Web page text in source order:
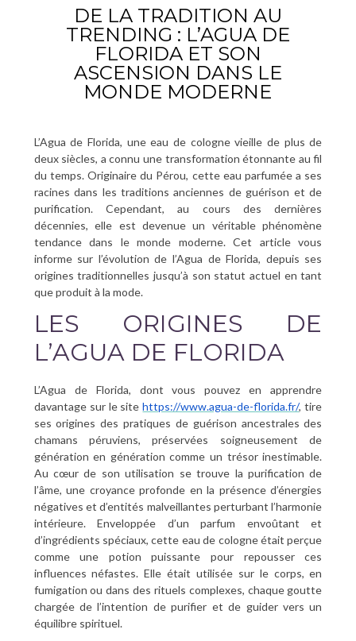
DE LA TRADITION AU
TRENDING : L’AGUA DE
FLORIDA ET SON
ASCENSION DANS LE
MONDE MODERNE
L’Agua de Florida, une eau de cologne vieille de plus de
deux siècles, a connu une transformation étonnante au fil
du temps. Originaire du Pérou, cette eau parfumée a ses
racines dans les traditions anciennes de guérison et de
purification. Cependant, au cours des dernières
décennies, elle est devenue un véritable phénomène
tendance dans le monde moderne. Cet article vous
informe sur l’évolution de l’Agua de Florida, depuis ses
origines traditionnelles jusqu’à son statut actuel en tant
que produit à la mode.
LES ORIGINES DE
L’AGUA DE FLORIDA
L’Agua de Florida, dont vous pouvez en apprendre
davantage sur le sitehttps://www.agua-de-florida.fr/, tire
ses origines des pratiques de guérison ancestrales des
chamans péruviens, préservées soigneusement de
génération en génération comme un trésor inestimable.
Au cœur de son utilisation se trouve la purification de
l’âme, une croyance profonde en la présence d’énergies
négatives et d’entités malveillantes perturbant l’harmonie
intérieure. Enveloppée d’un parfum envoûtant et
d’ingrédients spéciaux, cette eau de cologne était perçue
comme une potion puissante pour repousser ces
influences néfastes. Elle était utilisée sur le corps, en
fumigation ou dans des rituels complexes, chaque goutte
chargée de l’intention de purifier et de guider vers un
équilibre spirituel.